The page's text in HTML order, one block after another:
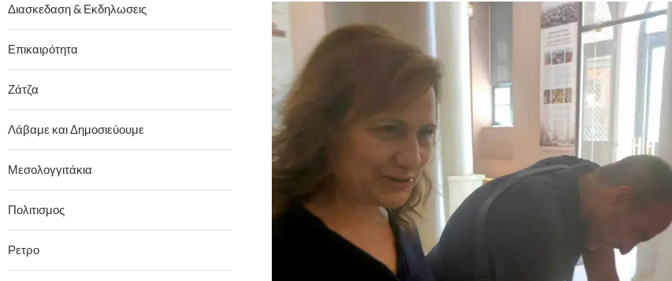
Διασκεδαση & Εκδηλωσεις
Επικαιρότητα
Ζάτζα
Λάβαμε και Δημοσιεύουμε
Μεσολογγιτάκια
Πολιτισμος
Ρετρο